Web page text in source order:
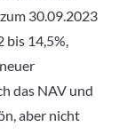
30.09.2023
bis 14,5%,
das NAV und
aber nicht